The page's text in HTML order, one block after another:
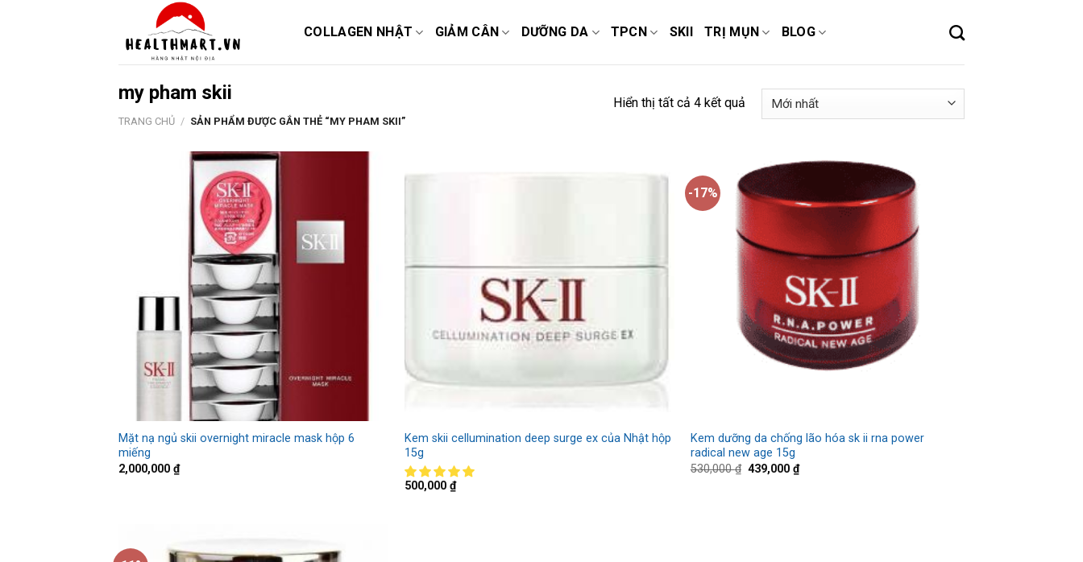
COLLAGEN NHẬT GIẢM CÂN DƯỠNG DA TPCN SKII TRỊ MỤN BLOG
my pham skii
TRANG CHỦ / SẢN PHẨM ĐƯỢC GẮN THẺ “MY PHAM SKII”
Hiển thị tất cả 4 kết quả
Mặt nạ ngủ skii overnight miracle mask hộp 6
miếng
2,000,000 ₫
Kem skii cellumination deep surge ex của Nhật hộp
15g
500,000 ₫
-17%
Kem dưỡng da chống lão hóa sk ii rna power
radical new age 15g
530,000₫ 439,000₫